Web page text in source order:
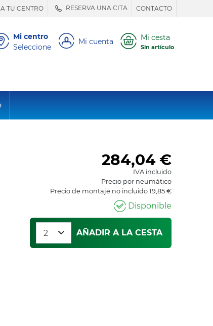
TU CENTRO RESERVA UNA CITA CONTACTO
Mi centro
Seleccione
Mi cuenta Mi cesta
Sin artículo
284,04€
IVA incluido
Precio por neumático
Precio de montaje no incluido 19,85 €
Disponible
AÑADIR A LA CESTA